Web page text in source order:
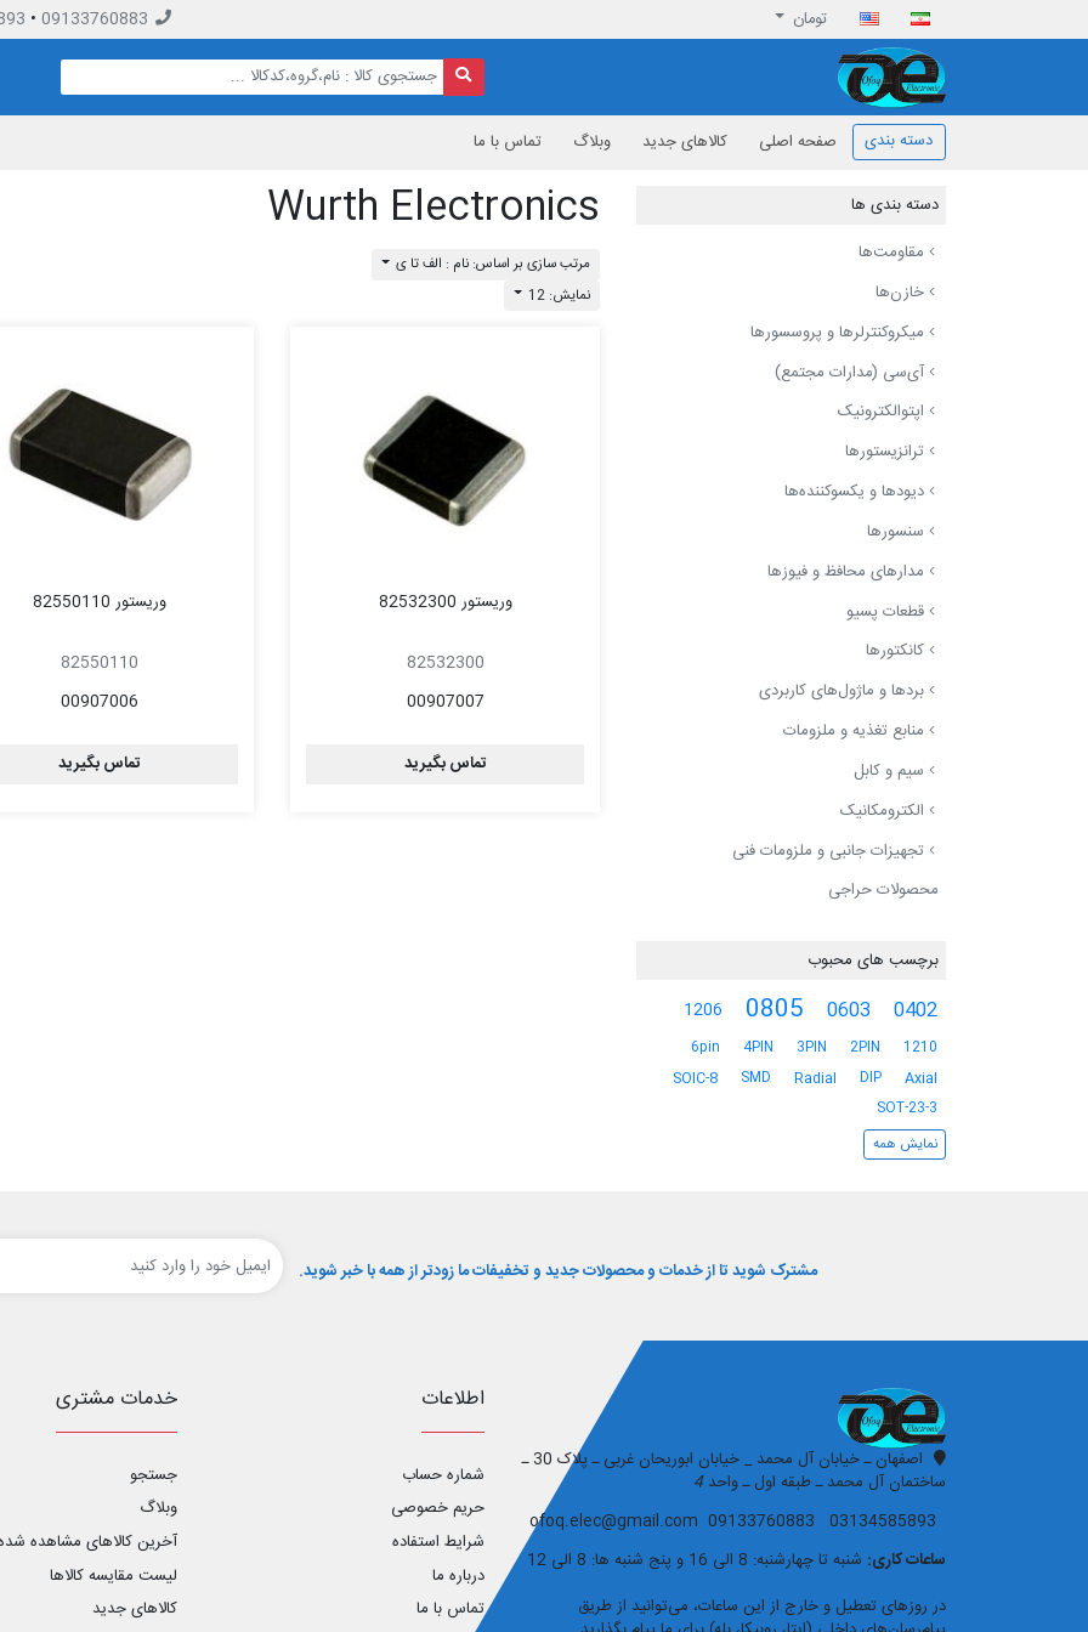
تومان 09133760883
•
دسته بندی صفحه اصلی کالاهای جدید وبلاگ تماس با ما
دسته بندی ها
مقاومت‌ها
خازن‌ها
میکروکنترلرها و پروسسورها
آی‌سی (مدارات مجتمع)
اپتوالکترونیک
ترانزیستورها
دیودها و یکسوکننده‌ها
سنسورها
مدارهای محافظ و فیوزها
قطعات پسیو
کانکتورها
بردها و ماژول‌های کاربردی
منابع تغذیه و ملزومات
سیم و کابل
الکترومکانیک
تجهیزات جانبی و ملزومات فنی
محصولات حراجی
برچسب های محبوب
0402
0603
0805
1206
1210
2PIN
3PIN
4PIN
6pin
Axial
DIP
Radial
SMD
SOIC-8
SOT-23-3
نمایش همه
Wurth Electronics
مرتب سازی بر اساس: نام : الف تا ی
نمایش: 12
وریستور 82532300
82532300
00907007
تماس بگیرید
وریستور 82550110
82550110
00907006
تماس بگیرید
مشترک شوید تا از خدمات و محصولات جدید و تخفیفات ما زودتر از همه با خبر شوید.
اصفهان ـ خیابان آل محمد _ خیابان ابوریحان غربی ـ پلاک 30 ـ
ساختمان آل محمد ـ طبقه اول ـ واحد4
ساعات کاری: شنبه تا چهارشنبه: 8 الی 16 و پنج شنبه ها: 8 الی 12
در روزهای تعطیل و خارج از این ساعات، می‌توانید از طریق
اطلاعات
شماره حساب
حریم خصوصی
شرایط استفاده
درباره ما
تماس با ما
خدمات مشتری
جستجو
وبلاگ
آخرین کالاهای مشاهده
لیست مقایسه کالاها
کالاهای جدید